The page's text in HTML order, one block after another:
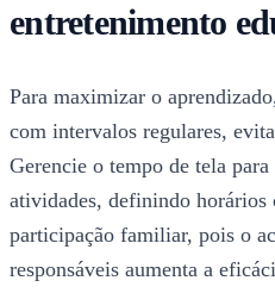
entretenimento
Para maximizar o
com intervalos regulares,
Gerencie o tempo de tela
atividades, definindo horários
participação familiar, pois o
responsáveis aumenta a